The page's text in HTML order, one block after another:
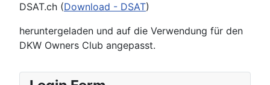
DSAT.ch (Download - DSAT)
heruntergeladen und auf die Verwendung für den
DKW Owners Club angepasst.